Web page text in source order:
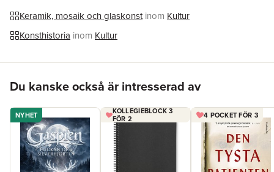
Keramik, mosaik och glaskonst inom Kultur
Konsthistoria inom Kultur
Du kanske också är intresserad av
NYHET
KOLLEGIEBLOCK 3
FÖR 2
4 POCKET FÖR 3